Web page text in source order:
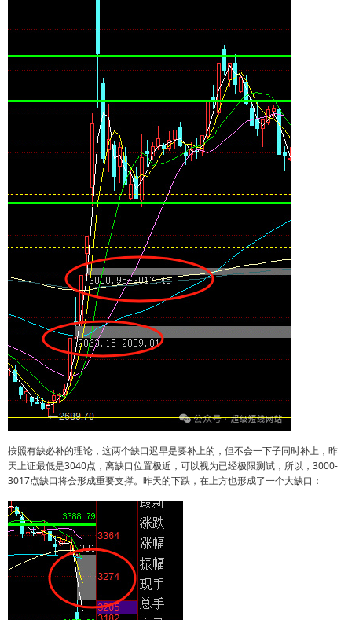
按照有缺必补的理论，这两个缺口迟早是要补上的，但不会一下子同时补上，昨
天上证最低是3040点，离缺口位置极近，可以视为已经极限测试，所以，3000-
3017点缺口将会形成重要支撑。昨天的下跌，在上方也形成了一个大缺口：